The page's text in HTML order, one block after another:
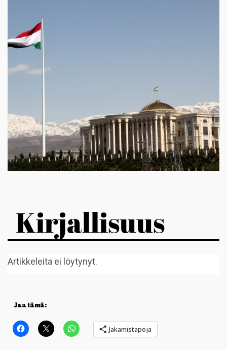
Kirjallisuus
Artikkeleita ei löytynyt.
Jaa tämä:
Jakamistapoja